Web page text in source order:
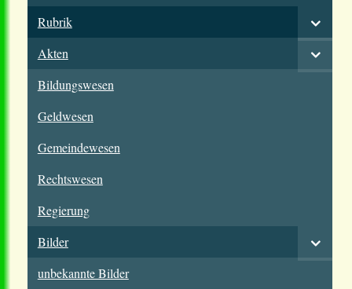
Rubrik
Akten
Bildungswesen
Geldwesen
Gemeindewesen
Rechtswesen
Regierung
Bilder
unbekannte Bilder